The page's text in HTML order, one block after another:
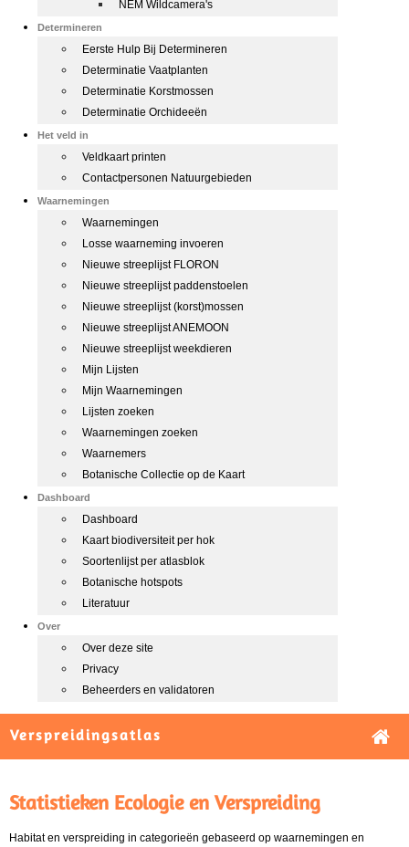
NEM Wildcamera's
Determineren
Eerste Hulp Bij Determineren
Determinatie Vaatplanten
Determinatie Korstmossen
Determinatie Orchideeën
Het veld in
Veldkaart printen
Contactpersonen Natuurgebieden
Waarnemingen
Waarnemingen
Losse waarneming invoeren
Nieuwe streeplijst FLORON
Nieuwe streeplijst paddenstoelen
Nieuwe streeplijst (korst)mossen
Nieuwe streeplijst ANEMOON
Nieuwe streeplijst weekdieren
Mijn Lijsten
Mijn Waarnemingen
Lijsten zoeken
Waarnemingen zoeken
Waarnemers
Botanische Collectie op de Kaart
Dashboard
Dashboard
Kaart biodiversiteit per hok
Soortenlijst per atlasblok
Botanische hotspots
Literatuur
Over
Over deze site
Privacy
Beheerders en validatoren
Verspreidingsatlas
Statistieken Ecologie en Verspreiding
Habitat en verspreiding in categorieën gebaseerd op waarnemingen en